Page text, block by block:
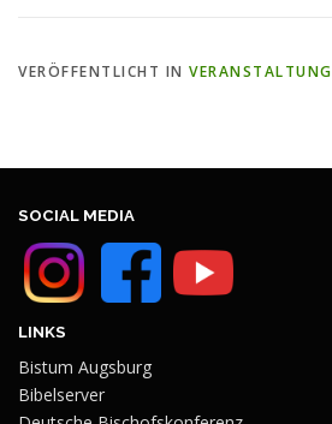
VERÖFFENTLICHT IN VERANSTALTUNG
SOCIAL MEDIA
LINKS
Bistum Augsburg
Bibelserver